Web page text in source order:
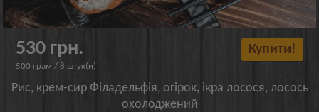
530 грн.
500 грам / 8 штук(и)
Купити!
Рис, крем-сир Філадельфія, огірок, ікра лосося, лосось
охолоджений